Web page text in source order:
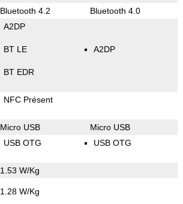
Bluetooth 4.2 Bluetooth 4.0
A2DP
BT LE
BT EDR
A2DP
NFC Présent
Micro USB Micro USB
USB OTG USB OTG
1.53 W/Kg
1.28 W/Kg